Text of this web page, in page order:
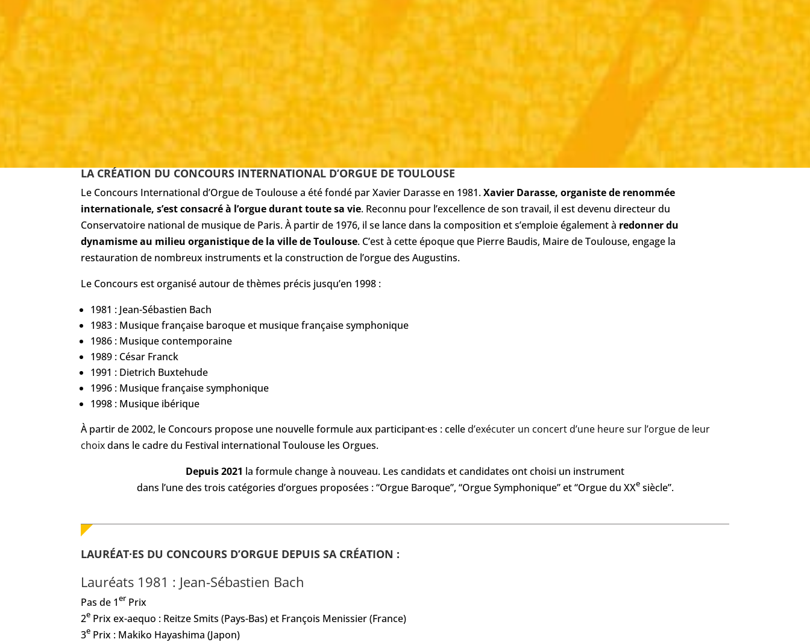
LA CRÉATION DU CONCOURS INTERNATIONAL D’ORGUE DE TOULOUSE
Le Concours International d’Orgue de Toulouse a été fondé par Xavier Darasse en 1981.Xavier Darasse, organiste de renommée
internationale, s’est consacré à l’orgue durant toute sa vie. Reconnu pour l’excellence de son travail, il est devenu directeur du
Conservatoire national de musique de Paris. À partir de 1976, il se lance dans la composition et s’emploie également à redonner du
dynamisme au milieu organistique de la ville de Toulouse. C’est à cette époque que Pierre Baudis, Maire de Toulouse, engage la
restauration de nombreux instruments et la construction de l’orgue des Augustins.
Le Concours est organisé autour de thèmes précis jusqu’en 1998 :
1981 : Jean-Sébastien Bach
1983 : Musique française baroque et musique française symphonique
1986 : Musique contemporaine
1989 : César Franck
1991 : Dietrich Buxtehude
1996 : Musique française symphonique
1998 : Musique ibérique
À partir de 2002, le Concours propose une nouvelle formule aux participant·es : celled’exécuter un concert d’une heure sur l’orgue de leur
choixdans le cadre du Festival international Toulouse les Orgues.
Depuis 2021 la formule change à nouveau. Les candidats et candidates ont choisi un instrument
dans l’une des trois catégories d’orgues proposées : “Orgue Baroque”, “Orgue Symphonique” et “Orgue du XXesiècle”.
LAURÉAT·ES DU CONCOURS D’ORGUE DEPUIS SA CRÉATION :
Lauréats 1981 : Jean-Sébastien Bach
Pas de 1erPrix
2e Prix ex-aequo : Reitze Smits (Pays-Bas) et François Menissier (France)
3e Prix : Makiko Hayashima (Japon)